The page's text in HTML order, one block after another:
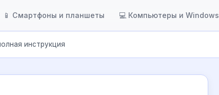
📱 Смартфоны и планшеты 💻 Компьютеры и Windows
инструкция